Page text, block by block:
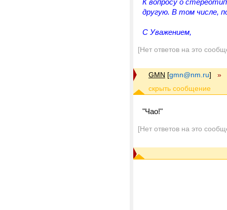
К вопросу о
другую. В том числе,
С Уважением,
[Нет ответов на это
GMN [gmn@nm.ru] »
"Чао!"
[Нет ответов на это